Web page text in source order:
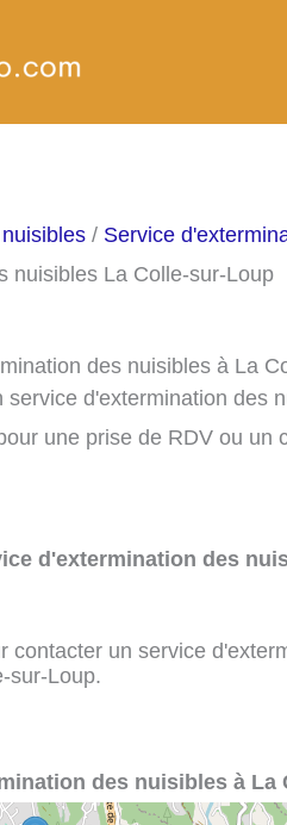
/ Service
nuisibles La Colle-sur-Loup
des nuisibles à La
d'extermination des
une prise de RDV ou un
d'extermination des
contacter un service
sur-Loup.
des nuisibles à La